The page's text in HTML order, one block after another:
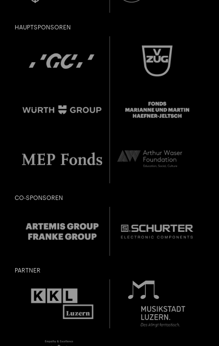
HAUPTSPONSOREN
CO-SPONSOREN
PARTNER